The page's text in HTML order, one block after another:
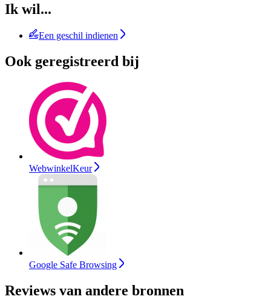
Ik wil...
Een geschil indienen
Ook geregistreerd bij
WebwinkelKeur
Google Safe Browsing
Reviews van andere bronnen